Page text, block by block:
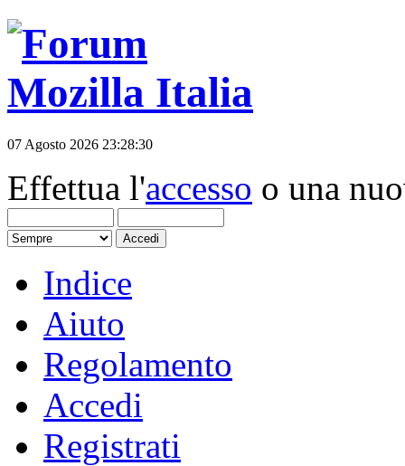
07 Agosto 2026 23:28:30
Effettua l'accesso o una
Indice
Aiuto
Regolamento
Accedi
Registrati